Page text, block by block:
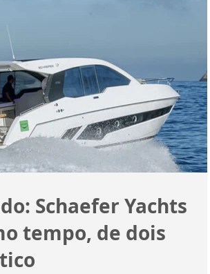
Schaefer Yachts
tempo, de dois